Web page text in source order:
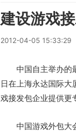
建设游戏
2012-04-05 15:33:29
中国自主举办
日在上海永达国际
戏接发包企业提供更
中国游戏外包大